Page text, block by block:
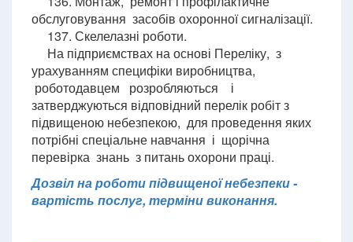
обслуговування засобів охоронної сигналізації.
137. Скелелазні роботи.
На підприємствах на основі Переліку, з
урахуванням специфіки виробництва,
роботодавцем розробляються і
затверджуються відповідний перелік робіт з
підвищеною небезпекою, для проведення яких
потрібні спеціальне навчання і щорічна
перевірка знань з питань охорони праці.
Дозвіл на роботи підвищеної небезпеки -
вартість послуг, терміни виконання.